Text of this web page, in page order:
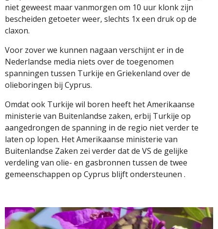
niet geweest maar vanmorgen om 10 uur klonk zijn
bescheiden getoeter weer, slechts 1x een druk op de
claxon.
Voor zover we kunnen nagaan verschijnt er in de
Nederlandse media niets over de toegenomen
spanningen tussen Turkije en Griekenland over de
olieboringen bij Cyprus.
Omdat ook Turkije wil boren heeft het Amerikaanse
ministerie van Buitenlandse zaken, erbij Turkije op
aangedrongen de spanning in de regio niet verder te
laten op lopen. Het Amerikaanse ministerie van
Buitenlandse Zaken zei verder dat de VS de gelijke
verdeling van olie- en gasbronnen tussen de twee
gemeenschappen op Cyprus blijft ondersteunen .